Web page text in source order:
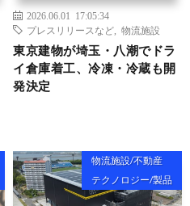
2026.06.01 17:05:34
プレスリリースなど
物流施設
東京建物が埼玉・八潮でドラ
イ倉庫着工、冷凍・冷蔵も開
発決定
物流施設/不動産
テクノロジー/製品